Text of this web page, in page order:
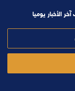
الأخبار يوميا